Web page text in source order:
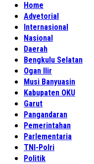
Home
Advetorial
Internasional
Nasional
Daerah
Bengkulu Selatan
Ogan Ilir
Musi Banyuasin
Kabupaten OKU
Garut
Pangandaran
Pemerintahan
Parlementaria
TNI-Polri
Politik